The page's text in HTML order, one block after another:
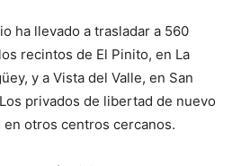
ha llevado a trasladar a 560
recintos de El Pinito, en La
y a Vista del Valle, en San
privados de libertad de nuevo
otros centros cercanos.